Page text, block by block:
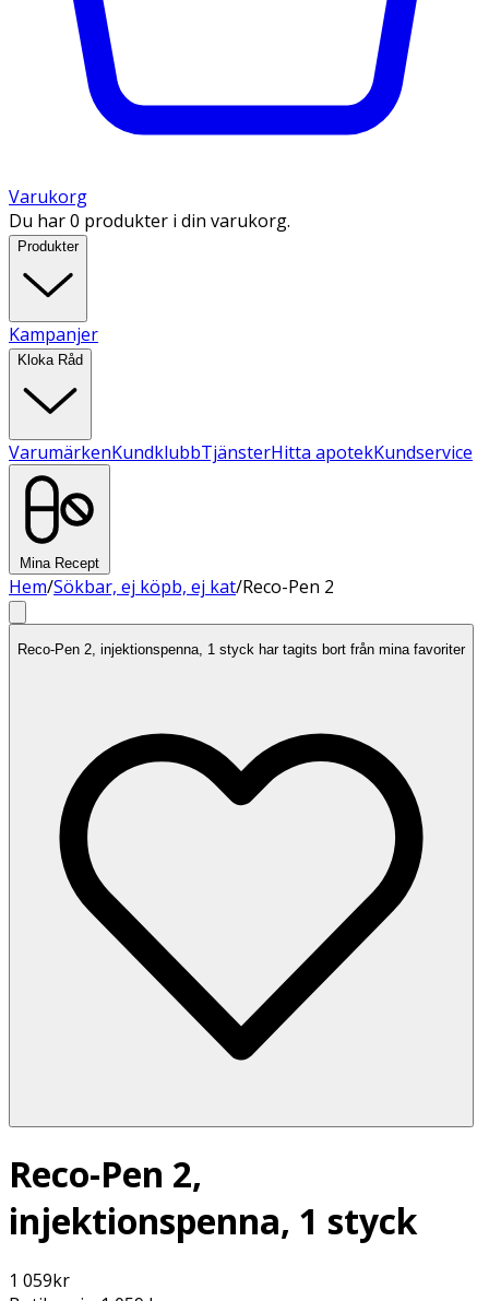
Varukorg
Du har 0 produkter i din varukorg.
Produkter
Kampanjer
Kloka Råd
VarumärkenKundklubbTjänsterHitta apotekKundservice
Mina Recept
Hem/Sökbar, ej köpb, ej kat/Reco-Pen 2
Reco-Pen 2, injektionspenna, 1 styck har tagits bort från mina favoriter
Reco-Pen 2,
injektionspenna, 1 styck
1 059kr